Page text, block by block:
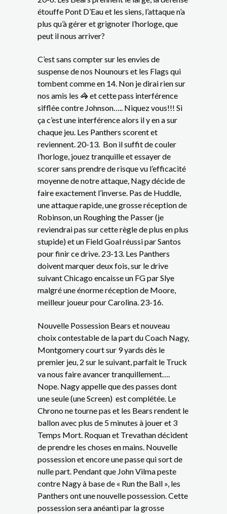
étouffe Pont D’Eau et les siens, l’attaque n’a
plus qu’à gérer et grignoter l’horloge, que
peut il nous arriver?
C’est sans compter sur les envies de
suspense de nos Nounours et les Flags qui
tombent comme en 14. Non je dirai rien sur
nos amis les 🦓 et cette pass interférence
sifflée contre Johnson….. Niquez vous!!! Si
ça c’est une interférence alors il y en a sur
chaque jeu. Les Panthers scorent et
reviennent. 20-13. Bon il suffit de couler
l’horloge, jouez tranquille et essayer de
scorer sans prendre de risque vu l’efficacité
moyenne de notre attaque, Nagy décide de
faire exactement l’inverse. Pas de Huddle,
une attaque rapide, une grosse réception de
Robinson, un Roughing the Passer (je
reviendrai pas sur cette règle de plus en plus
stupide) et un Field Goal réussi par Santos
pour finir ce drive. 23-13. Les Panthers
doivent marquer deux fois, sur le drive
suivant Chicago encaisse un FG par Slye
malgré une énorme réception de Moore,
meilleur joueur pour Carolina. 23-16.
Nouvelle Possession Bears et nouveau
choix contestable de la part du Coach Nagy,
Montgomery court sur 9 yards dès le
premier jeu, 2 sur le suivant, parfait le Truck
va nous faire avancer tranquillement….
Nope. Nagy appelle que des passes dont
une seule (une Screen) est complétée. Le
Chrono ne tourne pas et les Bears rendent le
ballon avec plus de 5 minutes à jouer et 3
Temps Mort. Roquan et Trevathan décident
de prendre les choses en mains. Nouvelle
possession et encore une passe qui sort de
nulle part. Pendant que John Vilma peste
contre Nagy à base de « Run the Ball », les
Panthers ont une nouvelle possession. Cette
possession sera anéanti par la grosse